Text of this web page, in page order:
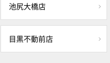
池尻大橋店
目黒不動前店